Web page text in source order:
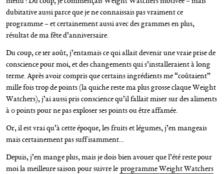
dubitative aussi parce que je ne connaissais pas vraiment ce
programme – et certainement aussi avec des grammes en plus,
résultat de ma fête d’anniversaire.
Du coup, ce 1er août, j’entamais ce qui allait devenir une vraie prise de
conscience pour moi, et des changements qui s’installeraient à long
terme. Après avoir compris que certains ingrédients me “coûtaient”
mille fois trop de points (la quiche reste ma plus grosse claque Weight
Watchers), j’ai aussi pris conscience qu’il fallait miser sur des aliments
à 0 points pour ne pas exploser ses points ou être affamée.
Or, il est vrai qu’à cette époque, les fruits et légumes, j’en mangeais
mais certainement pas suffisamment…
Depuis, j’en mange plus, mais je dois bien avouer que l’été reste pour
moi la meilleure saison pour suivre le programme Weight Watchers